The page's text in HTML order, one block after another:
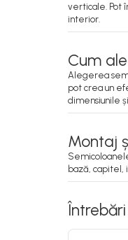
verticale. Pot
interior.
Cum
Alegerea
pot crea un
dimensiunile
Montaj
bază, capitel,